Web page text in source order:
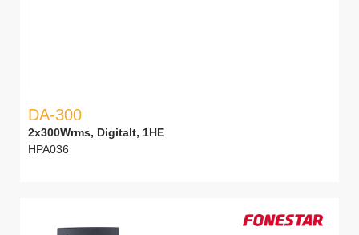
DA-300
2x300Wrms, Digitalt, 1HE
HPA036